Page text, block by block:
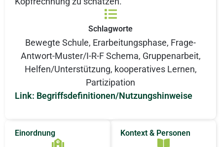
Schlagworte
Bewegte Schule, Erarbeitungsphase, Frage-
Antwort-Muster/I-R-F Schema, Gruppenarbeit,
Helfen/Unterstützung, kooperatives Lernen,
Partizipation
Link: Begriffsdefinitionen/Nutzungshinweise
Einordnung Kontext & Personen